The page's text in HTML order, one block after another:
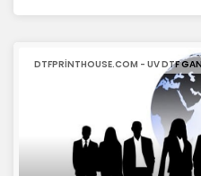
DTFPRINTHOUSE.COM - UV DTF